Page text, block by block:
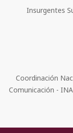
Insurgentes
Coordinación
Comunicación -